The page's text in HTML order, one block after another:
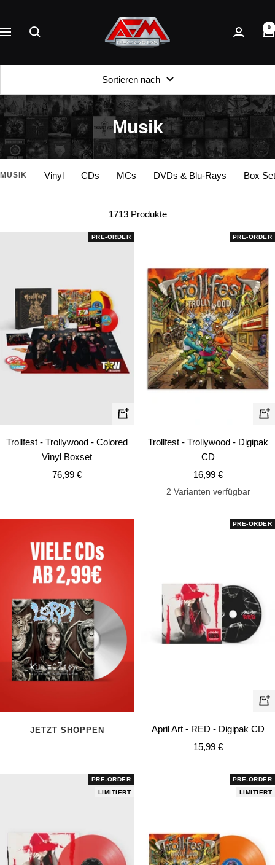
Inhalt
Navigation
AFM
Records
0
Sortieren nach
Musik
MUSIK Vinyl CDs MCs DVDs & Blu-Rays Box
1713 Produkte
PRE-ORDER
In
Trollfest - Trollywood - Colored
Vinyl Boxset
Angebotspreis
76,99 €
PRE-ORDER
In
Trollfest - Trollywood - Digipak
CD
Angebotspreis
16,99 €
2 Varianten verfügbar
JETZT SHOPPEN
PRE-ORDER
In
April Art - RED - Digipak CD
Angebotspreis
15,99 €
PRE-ORDER
LIMITIERT
PRE-ORDER
LIMITIERT